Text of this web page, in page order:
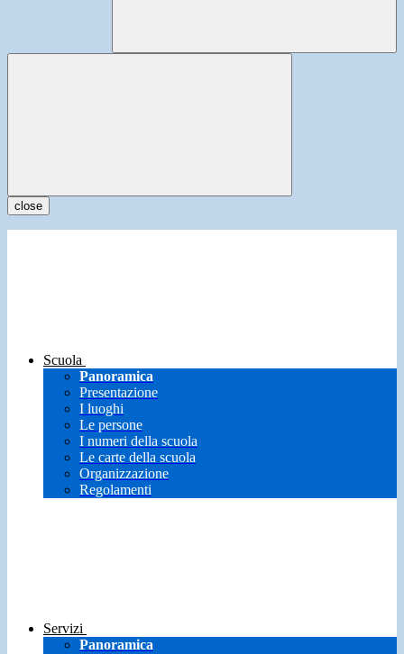
close
Scuola
Panoramica
Presentazione
I luoghi
Le persone
I numeri della scuola
Le carte della scuola
Organizzazione
Regolamenti
Servizi
Panoramica